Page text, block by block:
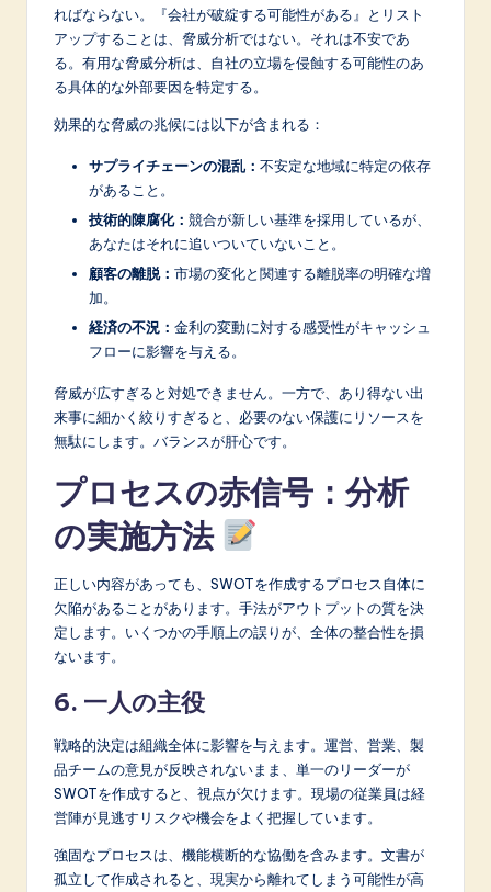
ればならない。『会社が破綻する可能性がある』とリスト
アップすることは、脅威分析ではない。それは不安であ
る。有用な脅威分析は、自社の立場を侵蝕する可能性のあ
る具体的な外部要因を特定する。
効果的な脅威の兆候には以下が含まれる：
サプライチェーンの混乱： 不安定な地域に特定の依存
があること。
技術的陳腐化： 競合が新しい基準を採用しているが、
あなたはそれに追いついていないこと。
顧客の離脱： 市場の変化と関連する離脱率の明確な増
加。
経済の不況： 金利の変動に対する感受性がキャッシュ
フローに影響を与える。
脅威が広すぎると対処できません。一方で、あり得ない出
来事に細かく絞りすぎると、必要のない保護にリソースを
無駄にします。バランスが肝心です。
プロセスの赤信号：分析
の実施方法
正しい内容があっても、SWOTを作成するプロセス自体に
欠陥があることがあります。手法がアウトプットの質を決
定します。いくつかの手順上の誤りが、全体の整合性を損
ないます。
6. 一人の主役
戦略的決定は組織全体に影響を与えます。運営、営業、製
品チームの意見が反映されないまま、単一のリーダーが
SWOTを作成すると、視点が欠けます。現場の従業員は経
営陣が見逃すリスクや機会をよく把握しています。
強固なプロセスは、機能横断的な協働を含みます。文書が
孤立して作成されると、現実から離れてしまう可能性が高